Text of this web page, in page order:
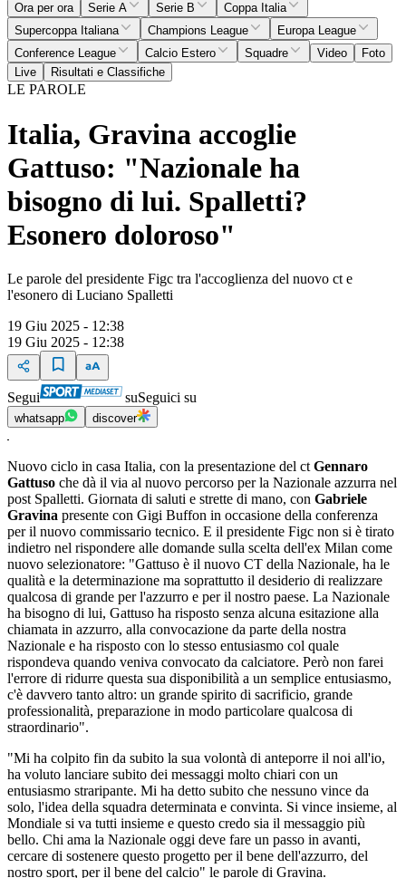
Ora per ora Serie A Serie B
Coppa Italia
Supercoppa Italiana
Champions League
Europa League
Conference League
Calcio Estero Squadre Video
Foto
Live
Risultati e Classifiche
LE PAROLE
Italia, Gravina accoglie
Gattuso: "Nazionale ha
bisogno di lui. Spalletti?
Esonero doloroso"
Le parole del presidente Figc tra l'accoglienza del nuovo ct e
l'esonero di Luciano Spalletti
19 Giu 2025 - 12:38
19 Giu 2025 - 12:38
Segui suSeguici su
whatsapp discover
Nuovo ciclo in casa Italia, con la presentazione del ct Gennaro
Gattuso che dà il via al nuovo percorso per la Nazionale azzurra nel
post Spalletti. Giornata di saluti e strette di mano, con Gabriele
Gravina presente con Gigi Buffon in occasione della conferenza
per il nuovo commissario tecnico. E il presidente Figc non si è tirato
indietro nel rispondere alle domande sulla scelta dell'ex Milan come
nuovo selezionatore: "Gattuso è il nuovo CT della Nazionale, ha le
qualità e la determinazione ma soprattutto il desiderio di realizzare
qualcosa di grande per l'azzurro e per il nostro paese. La Nazionale
ha bisogno di lui, Gattuso ha risposto senza alcuna esitazione alla
chiamata in azzurro, alla convocazione da parte della nostra
Nazionale e ha risposto con lo stesso entusiasmo col quale
rispondeva quando veniva convocato da calciatore. Però non farei
l'errore di ridurre questa sua disponibilità a un semplice entusiasmo,
c'è davvero tanto altro: un grande spirito di sacrificio, grande
professionalità, preparazione in modo particolare qualcosa di
straordinario".
"Mi ha colpito fin da subito la sua volontà di anteporre il noi all'io,
ha voluto lanciare subito dei messaggi molto chiari con un
entusiasmo straripante. Mi ha detto subito che nessuno vince da
solo, l'idea della squadra determinata e convinta. Si vince insieme, al
Mondiale si va tutti insieme e questo credo sia il messaggio più
bello. Chi ama la Nazionale oggi deve fare un passo in avanti,
cercare di sostenere questo progetto per il bene dell'azzurro, del
nostro sport, per il bene del calcio" le parole di Gravina.